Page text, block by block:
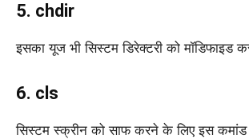
5. chdir
इसका यूज भी सिस्टम डिरेक्टरी को मॉडिफाइड
6. cls
सिस्टम स्क्रीन को साफ करने के लिए इस